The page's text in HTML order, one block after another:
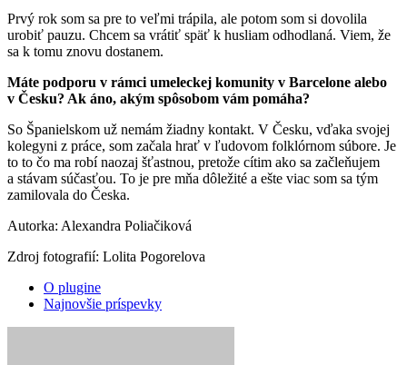
Prvý rok som sa pre to veľmi trápila, ale potom som si dovolila
urobiť pauzu. Chcem sa vrátiť späť k husliam odhodlaná. Viem, že
sa k tomu znovu dostanem.
Máte podporu v rámci umeleckej komunity v Barcelone alebo
v Česku? Ak áno, akým spôsobom vám pomáha?
So Španielskom už nemám žiadny kontakt. V Česku, vďaka svojej
kolegyni z práce, som začala hrať v ľudovom folklórnom súbore. Je
to to čo ma robí naozaj šťastnou, pretože cítim ako sa začleňujem
a stávam súčasťou. To je pre mňa dôležité a ešte viac som sa tým
zamilovala do Česka.
Autorka: Alexandra Poliačiková
Zdroj fotografií: Lolita Pogorelova
O plugine
Najnovšie príspevky